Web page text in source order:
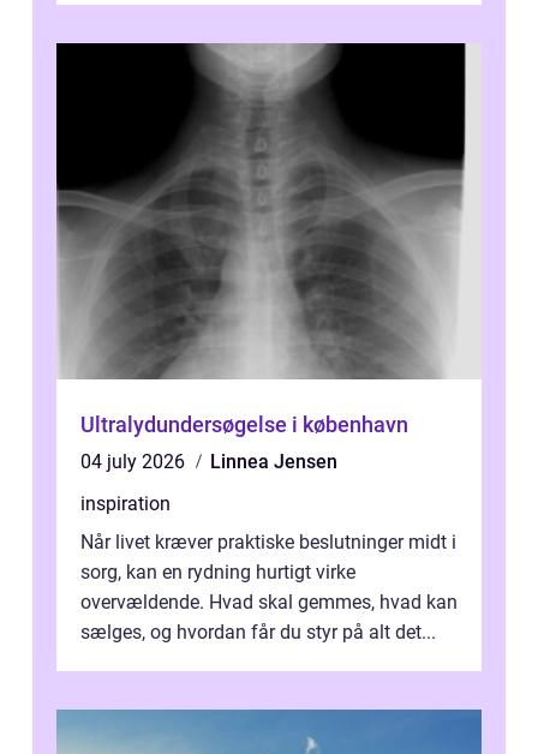
Ultralydundersøgelse i københavn
04 july 2026
Linnea Jensen
inspiration
Når livet kræver praktiske beslutninger midt i
sorg, kan en rydning hurtigt virke
overvældende. Hvad skal gemmes, hvad kan
sælges, og hvordan får du styr på alt det...